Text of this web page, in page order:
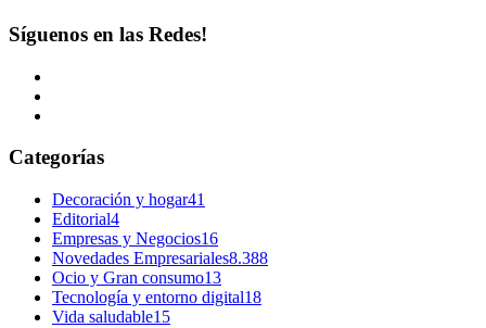
Síguenos en las Redes!
Categorías
Decoración y hogar41
Editorial4
Empresas y Negocios16
Novedades Empresariales8.388
Ocio y Gran consumo13
Tecnología y entorno digital18
Vida saludable15